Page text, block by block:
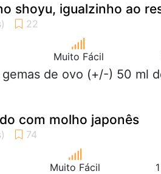
shoyu, igualzinho ao
Muito Fácil
gemas de ovo (+/-) 50 ml
com molho japonês
Muito Fácil